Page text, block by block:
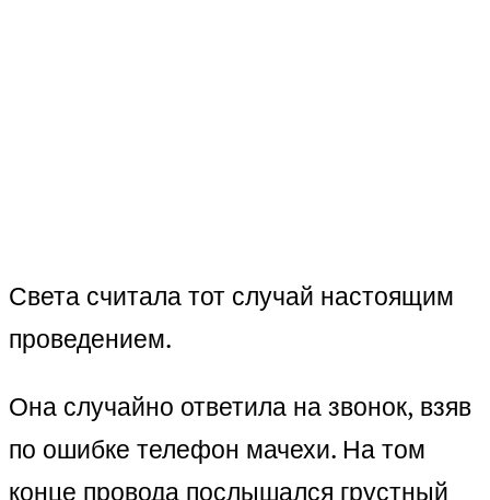
Света считала тот случай настоящим
проведением.
Она случайно ответила на звонок, взяв
по ошибке телефон мачехи. На том
конце провода послышался грустный